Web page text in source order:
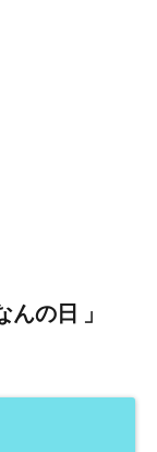
の日 」